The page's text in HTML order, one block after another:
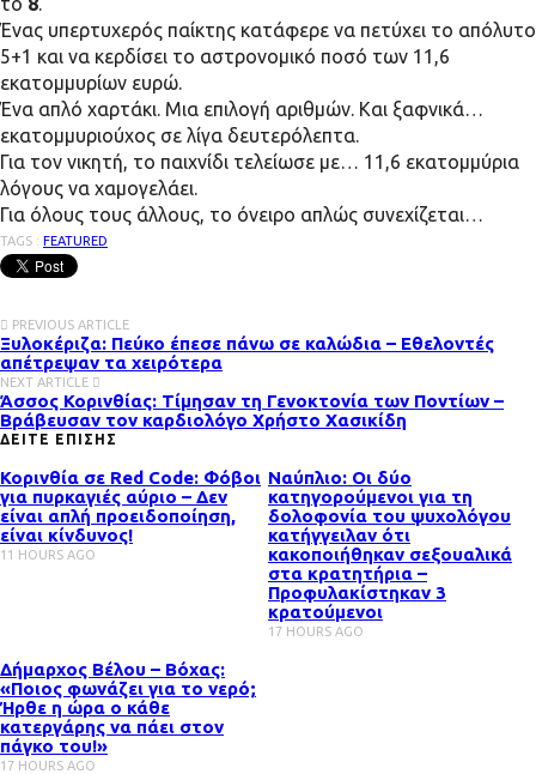
Ένας υπερτυχερός παίκτης κατάφερε να πετύχει το απόλυτο
5+1 και να κερδίσει το αστρονομικό ποσό των 11,6
εκατομμυρίων ευρώ.
Ένα απλό χαρτάκι. Μια επιλογή αριθμών. Και ξαφνικά…
εκατομμυριούχος σε λίγα δευτερόλεπτα.
Για τον νικητή, το παιχνίδι τελείωσε με… 11,6 εκατομμύρια
λόγους να χαμογελάει.
Για όλους τους άλλους, το όνειρο απλώς συνεχίζεται…
TAGS : FEATURED
PREVIOUS ARTICLE
Ξυλοκέριζα: Πεύκο έπεσε πάνω σε καλώδια – Εθελοντές
απέτρεψαν τα χειρότερα
NEXT ARTICLE
Άσσος Κορινθίας: Τίμησαν τη Γενοκτονία των Ποντίων –
Βράβευσαν τον καρδιολόγο Χρήστο Χασικίδη
ΔΕΙΤΕ ΕΠΙΣΗΣ
Κορινθία σε Red Code: Φόβοι
για πυρκαγιές αύριο – Δεν
είναι απλή προειδοποίηση,
είναι κίνδυνος!
11 HOURS AGO
Ναύπλιο: Οι δύο
κατηγορούμενοι για τη
δολοφονία του ψυχολόγου
κατήγγειλαν ότι
κακοποιήθηκαν σεξουαλικά
στα κρατητήρια –
Προφυλακίστηκαν 3
κρατούμενοι
17 HOURS AGO
Δήμαρχος Βέλου – Βόχας:
«Ποιος φωνάζει για το νερό;
Ήρθε η ώρα ο κάθε
κατεργάρης να πάει στον
πάγκο του!»
17 HOURS AGO